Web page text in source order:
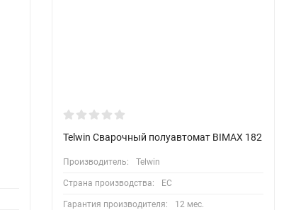
Telwin Сварочный полуавтомат BIMAX 182
Производитель: Telwin
Страна производства: EC
Гарантия производителя: 12 мес.